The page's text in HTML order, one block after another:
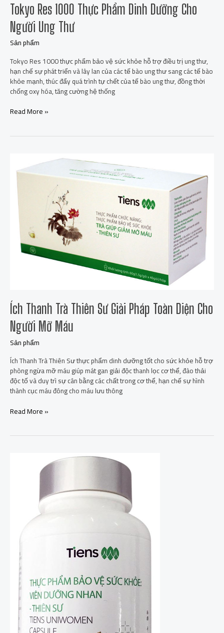
Tokyo Res 1000 Thực Phẩm Dinh Dưỡng Cho
Người Ung Thư
Sản phẩm
Tokyo Res 1000 thực phẩm bảo vệ sức khỏe hỗ trợ điều trị ung thư,
hạn chế sự phát triển và lây lan của các tế bào ung thư sang các tế bào
khỏe mạnh, thúc đẩy quá trình tự chết của tế bào ung thư, đồng thời
chống oxy hóa, tăng cường hệ thống
Read More »
Ích Thanh Trà Thiên Sư Giải Pháp Toàn Diện Cho
Người Mỡ Máu
Sản phẩm
Ích Thanh Trà Thiên Sư thực phẩm dinh dưỡng tốt cho sức khỏe hỗ trợ
phòng ngừa mỡ máu giúp mát gan giải độc thanh lọc cơ thể, đào thải
độc tố và duy trì sự cân bằng các chất trong cơ thể, hạn chế sự hình
thành cục máu đông cho máu lưu thông
Thanh
Trà
Thiên
Sư
Giải
Pháp
Toàn
Diện
Người
Read More »
Bằng
Tiết